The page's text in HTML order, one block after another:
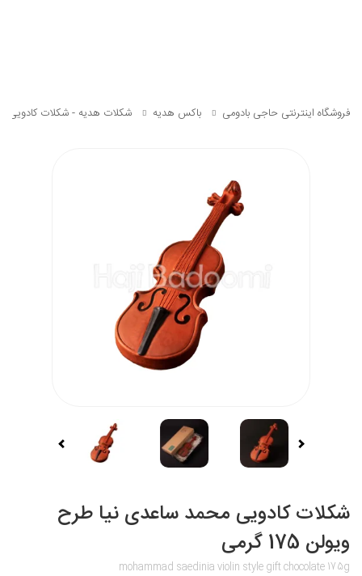
فروشگاه اینترنتی حاجی بادومی باکس هدیه شکلات هدیه - شکلات کادویی
شکلات کادویی محمد ساعدی نیا طرح
ویولن 175 گرمی
mohammad saedinia violin style gift chocolate 175g